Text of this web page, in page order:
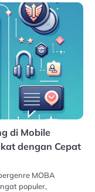
di Mobile
dengan Cepat
MOBA
populer,